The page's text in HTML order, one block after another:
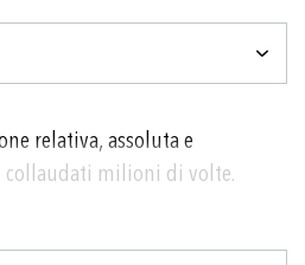
relativa, assoluta e
collaudati milioni di volte.